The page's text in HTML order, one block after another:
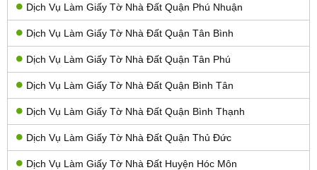
Dịch Vụ Làm Giấy Tờ Nhà Đất Quận Phú Nhuận
Dịch Vụ Làm Giấy Tờ Nhà Đất Quận Tân Bình
Dịch Vụ Làm Giấy Tờ Nhà Đất Quận Tân Phú
Dịch Vụ Làm Giấy Tờ Nhà Đất Quận Bình Tân
Dịch Vụ Làm Giấy Tờ Nhà Đất Quận Bình Thạnh
Dịch Vụ Làm Giấy Tờ Nhà Đất Quận Thủ Đức
Dịch Vụ Làm Giấy Tờ Nhà Đất Huyện Hóc Môn